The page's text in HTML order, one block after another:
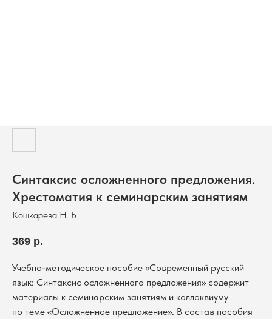
Синтаксис осложненного предложения.
Хрестоматия к семинарским занятиям
Кошкарева Н. Б.
369 р.
Учебно-методическое пособие «Современный русский
язык: Синтаксис осложненного предложения» содержит
материалы к семинарским занятиям и коллоквиуму
по теме «Осложненное предложение». В состав пособия